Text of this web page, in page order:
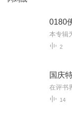
0180
2
国庆
14